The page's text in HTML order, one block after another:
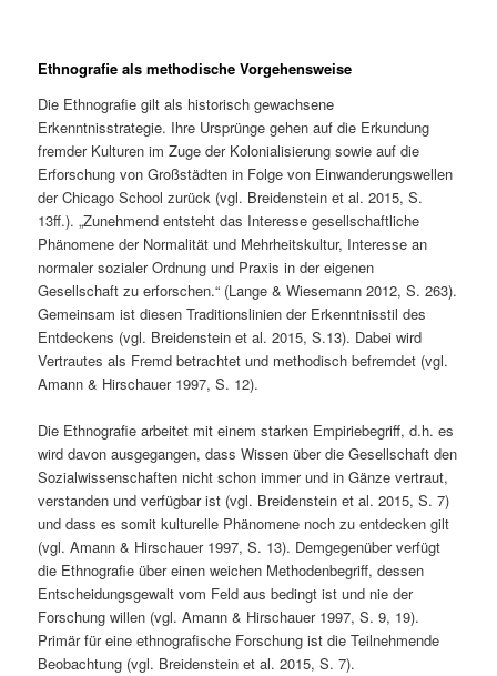
Ethnografie als methodische Vorgehensweise
Die Ethnografie gilt als historisch gewachsene
Erkenntnisstrategie. Ihre Ursprünge gehen auf die Erkundung
fremder Kulturen im Zuge der Kolonialisierung sowie auf die
Erforschung von Großstädten in Folge von Einwanderungswellen
der Chicago School zurück (vgl. Breidenstein et al. 2015, S.
13ff.). „Zunehmend entsteht das Interesse gesellschaftliche
Phänomene der Normalität und Mehrheitskultur, Interesse an
normaler sozialer Ordnung und Praxis in der eigenen
Gesellschaft zu erforschen.“ (Lange & Wiesemann 2012, S. 263).
Gemeinsam ist diesen Traditionslinien der Erkenntnisstil des
Entdeckens (vgl. Breidenstein et al. 2015, S.13). Dabei wird
Vertrautes als Fremd betrachtet und methodisch befremdet (vgl.
Amann & Hirschauer 1997, S. 12).
Die Ethnografie arbeitet mit einem starken Empiriebegriff, d.h. es
wird davon ausgegangen, dass Wissen über die Gesellschaft den
Sozialwissenschaften nicht schon immer und in Gänze vertraut,
verstanden und verfügbar ist (vgl. Breidenstein et al. 2015, S. 7)
und dass es somit kulturelle Phänomene noch zu entdecken gilt
(vgl. Amann & Hirschauer 1997, S. 13). Demgegenüber verfügt
die Ethnografie über einen weichen Methodenbegriff, dessen
Entscheidungsgewalt vom Feld aus bedingt ist und nie der
Forschung willen (vgl. Amann & Hirschauer 1997, S. 9, 19).
Primär für eine ethnografische Forschung ist die Teilnehmende
Beobachtung (vgl. Breidenstein et al. 2015, S. 7).